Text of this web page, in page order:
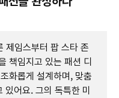
제임스부터 팝 스타 존
책임지고 있는 패션 디
화롭게 설계하며, 맞춤
어요. 그의 독특한 미